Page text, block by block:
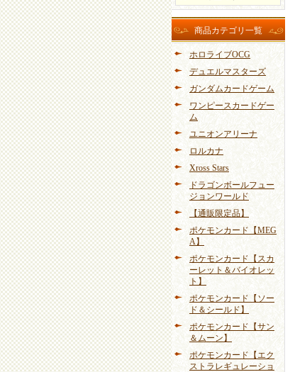
商品カテゴリ一覧
ホロライブOCG
デュエルマスターズ
ガンダムカードゲーム
ワンピースカードゲー
ム
ユニオンアリーナ
ロルカナ
Xross Stars
ドラゴンボールフュー
ジョンワールド
【通販限定品】
ポケモンカード【MEG
A】
ポケモンカード【スカ
ーレット＆バイオレッ
ト】
ポケモンカード【ソー
ド＆シールド】
ポケモンカード【サン
＆ムーン】
ポケモンカード【エク
ストラレギュレーショ